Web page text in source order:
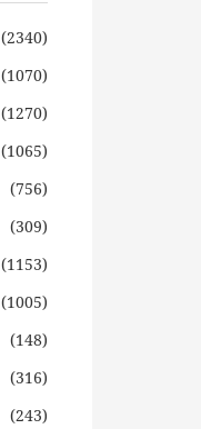
(2340)
(1070)
(1270)
(1065)
(756)
(309)
(1153)
(1005)
(148)
(316)
(243)